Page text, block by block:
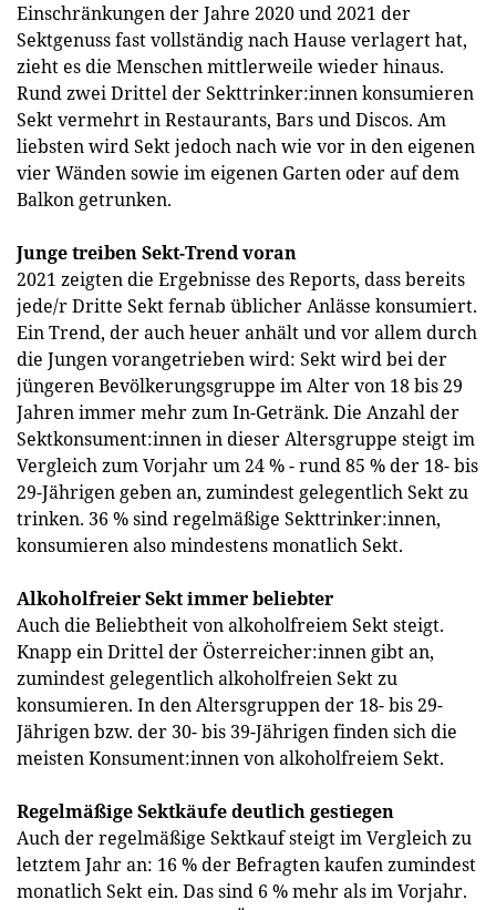
Einschränkungen der Jahre 2020 und 2021 der
Sektgenuss fast vollständig nach Hause verlagert hat,
zieht es die Menschen mittlerweile wieder hinaus.
Rund zwei Drittel der Sekttrinker:innen konsumieren
Sekt vermehrt in Restaurants, Bars und Discos. Am
liebsten wird Sekt jedoch nach wie vor in den eigenen
vier Wänden sowie im eigenen Garten oder auf dem
Balkon getrunken.
Junge treiben Sekt-Trend voran
2021 zeigten die Ergebnisse des Reports, dass bereits
jede/r Dritte Sekt fernab üblicher Anlässe konsumiert.
Ein Trend, der auch heuer anhält und vor allem durch
die Jungen vorangetrieben wird: Sekt wird bei der
jüngeren Bevölkerungsgruppe im Alter von 18 bis 29
Jahren immer mehr zum In-Getränk. Die Anzahl der
Sektkonsument:innen in dieser Altersgruppe steigt im
Vergleich zum Vorjahr um 24 % - rund 85 % der 18- bis
29-Jährigen geben an, zumindest gelegentlich Sekt zu
trinken. 36 % sind regelmäßige Sekttrinker:innen,
konsumieren also mindestens monatlich Sekt.
Alkoholfreier Sekt immer beliebter
Auch die Beliebtheit von alkoholfreiem Sekt steigt.
Knapp ein Drittel der Österreicher:innen gibt an,
zumindest gelegentlich alkoholfreien Sekt zu
konsumieren. In den Altersgruppen der 18- bis 29-
Jährigen bzw. der 30- bis 39-Jährigen finden sich die
meisten Konsument:innen von alkoholfreiem Sekt.
Regelmäßige Sektkäufe deutlich gestiegen
Auch der regelmäßige Sektkauf steigt im Vergleich zu
letztem Jahr an: 16 % der Befragten kaufen zumindest
monatlich Sekt ein. Das sind 6 % mehr als im Vorjahr.